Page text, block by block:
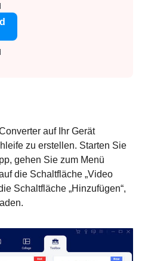
auf Ihr Gerät
zu erstellen. Starten Sie
gehen Sie zum Menü
die Schaltfläche „Video
Schaltfläche „Hinzufügen“,